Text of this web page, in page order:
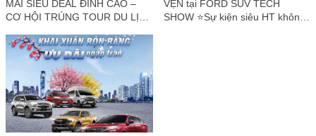
MÃI SIÊU DEAL ĐỈNH CAO –
CƠ HỘI TRÚNG TOUR DU LỊCH
MUA XE. Sẵn sàng sở hữu chiếc
VẸN tại FORD SUV TECH
SHOW ⭐️Sự kiện siêu HT không